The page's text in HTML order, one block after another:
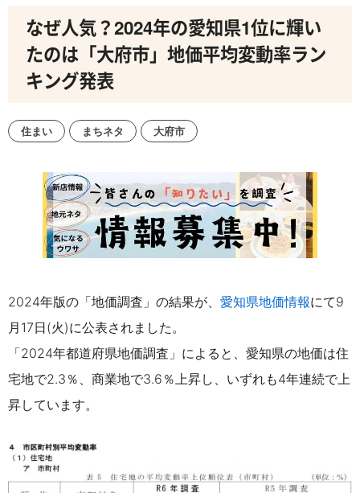
なぜ人気？2024年の愛知県1位に輝い
たのは「大府市」地価平均変動率ラン
キング発表
住まい まちネタ 大府市
2024年版の 「地価調査」の結果が、 愛知県地価情報にて9
月17日(火)に公表されました。
「2024年都道府県地価調査」によると、愛知県の地価は住
宅地で2.3％、商業地で3.6％上昇し、いずれも4年連続で上
昇しています。